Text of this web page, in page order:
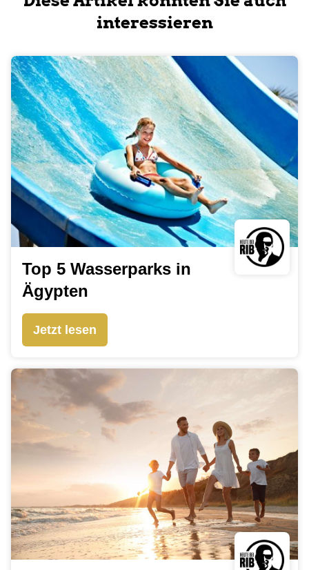
interessieren
Top 5 Wasserparks in
Ägypten
Jetzt lesen